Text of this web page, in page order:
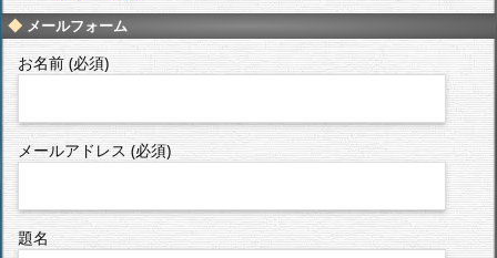
メールフォーム
お名前 (必須)
メールアドレス (必須)
題名